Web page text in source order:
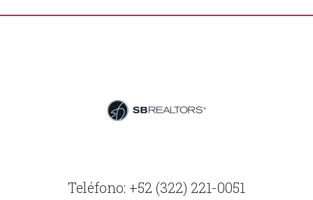
Teléfono: +52 (322) 221-0051